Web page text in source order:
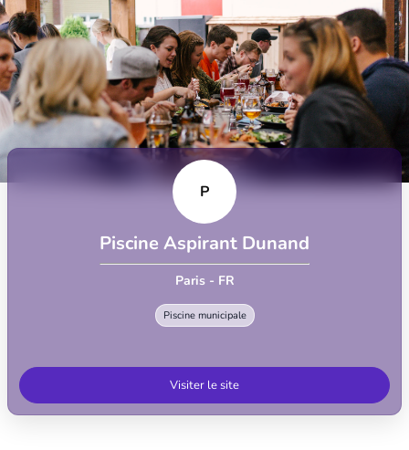
P
Piscine Aspirant Dunand
Paris - FR
Piscine municipale
Visiter le site